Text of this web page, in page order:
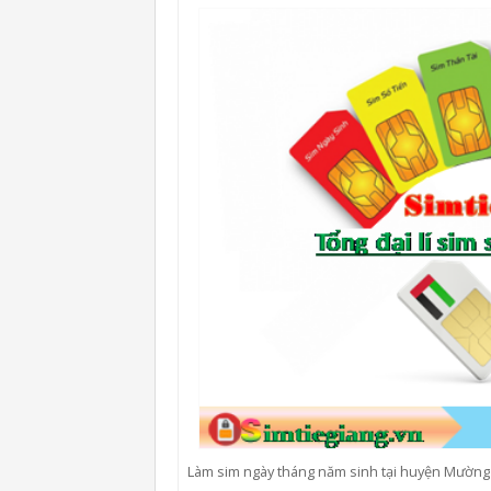
Làm sim ngày tháng năm sinh tại huyện